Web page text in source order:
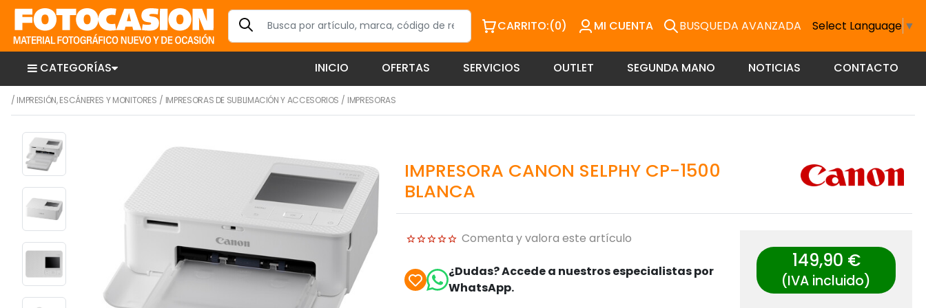
CARRITO:(0) MI CUENTA BUSQUEDA AVANZADA Select Language ▼
CATEGORÍAS INICIO OFERTAS SERVICIOS OUTLET SEGUNDA MANO NOTICIAS CONTACTO
/ IMPRESIÓN, ESCÁNERES Y MONITORES / IMPRESORAS DE SUBLIMACIÓN Y ACCESORIOS / IMPRESORAS
IMPRESORA CANON SELPHY CP-1500
BLANCA
Comenta y valora este artículo
¿Dudas? Accede a nuestros especialistas por
WhatsApp.
149,90 €
(IVA incluido)